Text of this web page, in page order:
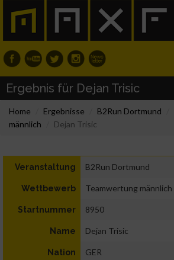
Ergebnis für Dejan Trisic
Home Ergebnisse B2Run Dortmund
männlich
Dejan Trisic
Veranstaltung B2Run Dortmund
Wettbewerb Teamwertung männlich
Startnummer 8950
Name Dejan Trisic
Nation GER